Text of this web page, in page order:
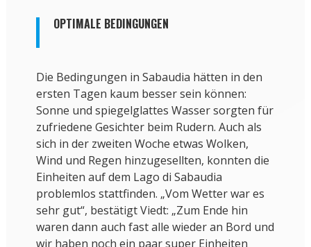
OPTIMALE BEDINGUNGEN
Die Bedingungen in Sabaudia hätten in den
ersten Tagen kaum besser sein können:
Sonne und spiegelglattes Wasser sorgten für
zufriedene Gesichter beim Rudern. Auch als
sich in der zweiten Woche etwas Wolken,
Wind und Regen hinzugesellten, konnten die
Einheiten auf dem Lago di Sabaudia
problemlos stattfinden. „Vom Wetter war es
sehr gut“, bestätigt Viedt: „Zum Ende hin
waren dann auch fast alle wieder an Bord und
wir haben noch ein paar super Einheiten